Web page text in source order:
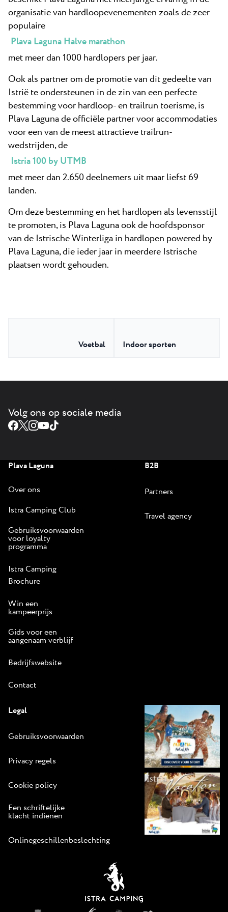
organisatie van hardloopevenementen zoals de zeer
populaire
Plava Laguna Halve marathon
met meer dan 1000 hardlopers per jaar.
Ook als partner om de promotie van dit gedeelte van
Istrië te ondersteunen in de zin van een perfecte
bestemming voor hardloop- en trailrun toerisme, is
Plava Laguna de officiële partner voor accommodaties
voor een van de meest attractieve trailrun-
wedstrijden, de
Istria 100 by UTMB
met meer dan 2.650 deelnemers uit maar liefst 69
landen.
Om deze bestemming en het hardlopen als levensstijl
te promoten, is Plava Laguna ook de hoofdsponsor
van de Istrische Winterliga in hardlopen powered by
Plava Laguna, die ieder jaar in meerdere Istrische
plaatsen wordt gehouden.
Voetbal Indoor sporten
Volg ons op sociale media
Plava Laguna
Over ons
Istra Camping Club
Gebruiksvoorwaarden
voor loyalty
programma
Istra Camping
Brochure
Win een
kampeerprijs
Gids voor een
aangenaam verblijf
Bedrijfswebsite
Contact
B2B
Partners
Travel agency
Legal
Gebruiksvoorwaarden
Privacy regels
Cookie policy
Een schriftelijke
klacht indienen
Onlinegeschillenbeslechting